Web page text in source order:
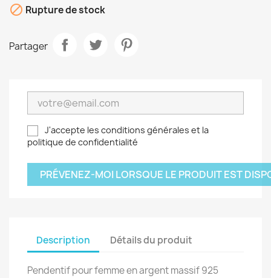
 Rupture de stock
Partager
J'accepte les conditions générales et la
politique de confidentialité
PRÉVENEZ-MOI LORSQUE LE PRODUIT EST
Description Détails du produit
Pendentif pour femme en argent massif 925